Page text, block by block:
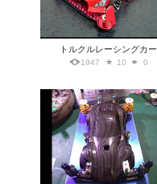
トルクルレーシングカー
1947 10 0